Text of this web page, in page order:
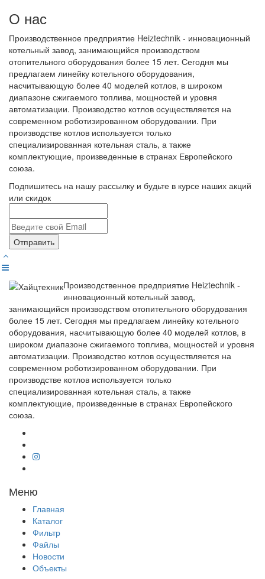
О нас
Производственное предприятие Heiztechnik - инновационный
котельный завод, занимающийся производством
отопительного оборудования более 15 лет. Сегодня мы
предлагаем линейку котельного оборудования,
насчитывающую более 40 моделей котлов, в широком
диапазоне сжигаемого топлива, мощностей и уровня
автоматизации. Производство котлов осуществляется на
современном роботизированном оборудовании. При
производстве котлов используется только
специализированная котельная сталь, а также
комплектующие, произведенные в странах Европейского
союза.
Подпишитесь на нашу рассылку и будьте в курсе наших акций
или скидок
Отправить
Производственное предприятие Heiztechnik -
инновационный котельный завод,
занимающийся производством отопительного оборудования
более 15 лет. Сегодня мы предлагаем линейку котельного
оборудования, насчитывающую более 40 моделей котлов, в
широком диапазоне сжигаемого топлива, мощностей и уровня
автоматизации. Производство котлов осуществляется на
современном роботизированном оборудовании. При
производстве котлов используется только
специализированная котельная сталь, а также
комплектующие, произведенные в странах Европейского
союза.
Меню
Главная
Каталог
Фильтр
Файлы
Новости
Объекты